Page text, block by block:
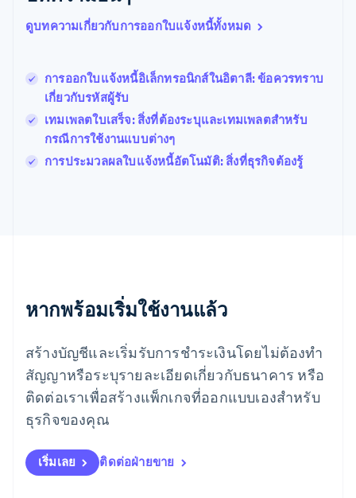
ดูบทความเกี่ยวกับการออกใบแจ้งหนี้ทั้งหมด
การออกใบแจ้งหนี้อิเล็กทรอนิกส์ในอิตาลี: ข้อควรทราบ
เกี่ยวกับรหัสผู้รับ
เทมเพลตใบเสร็จ: สิ่งที่ต้องระบุและเทมเพลตสําหรับ
กรณีการใช้งานแบบต่างๆ
การประมวลผลใบแจ้งหนี้อัตโนมัติ: สิ่งที่ธุรกิจต้องรู้
หากพร้อมเริ่มใช้งานแล้ว
สร้างบัญชีและเริ่มรับการชำระเงินโดยไม่ต้องทำ
สัญญาหรือระบุรายละเอียดเกี่ยวกับธนาคาร หรือ
ติดต่อเราเพื่อสร้างแพ็กเกจที่ออกแบบเองสำหรับ
ธุรกิจของคุณ
เริ่มเลย ติดต่อฝ่ายขาย
โปแลนด์
FrançaisEnglish
ฟินแลนด์
Svenska
มอลตา
English
มาเลเซีย
English
ลักเซมเบิร์ก
ลัตเวีย
English
ลิกเตนสไตน์
DeutschEnglish
ลิทัวเนีย
สเปน
EspañolEnglish
สโลวาเกีย